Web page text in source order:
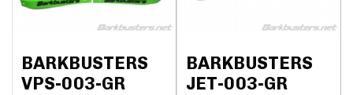
BARKBUSTERS
VPS-003-GR
BARKBUSTERS
JET-003-GR